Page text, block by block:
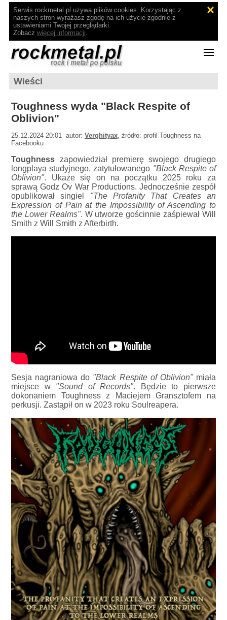
Serwis rockmetal.pl używa plików cookies. Korzystając z
naszych stron wyrażasz zgodę na ich użycie zgodnie z
ustawieniami Twojej przeglądarki.
Zobacz więcej informacji.
Wieści
Toughness wyda "Black Respite of
Oblivion"
25.12.2024 20:01 autor:Verghityax, źródło: profil Toughness na
Facebooku
Toughness zapowiedział premierę swojego drugiego
longplaya studyjnego, zatytułowanego "Black Respite of
Oblivion". Ukaże się on na początku 2025 roku za
sprawą Godz Ov War Productions. Jednocześnie zespół
opublikował singiel "The Profanity That Creates an
Expression of Pain at the Impossibility of Ascending to
the Lower Realms". W utworze gościnnie zaśpiewał Will
Smith z Will Smith z Afterbirth.
Sesja nagraniowa do "Black Respite of Oblivion" miała
miejsce w"Sound of Records". Będzie to pierwsze
dokonaniem Toughness z Maciejem Gransztofem na
perkusji. Zastąpił on w 2023 roku Soulreapera.